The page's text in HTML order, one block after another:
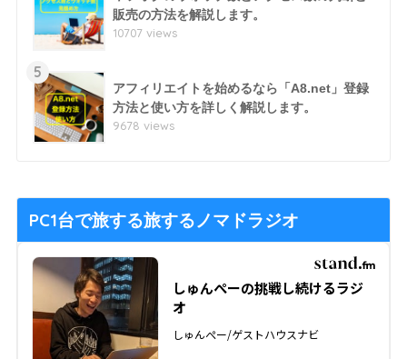
販売の方法を解説します。
10707 views
5
アフィリエイトを始めるなら「A8.net」登録
方法と使い方を詳しく解説します。
9678 views
PC1台で旅する旅するノマドラジオ